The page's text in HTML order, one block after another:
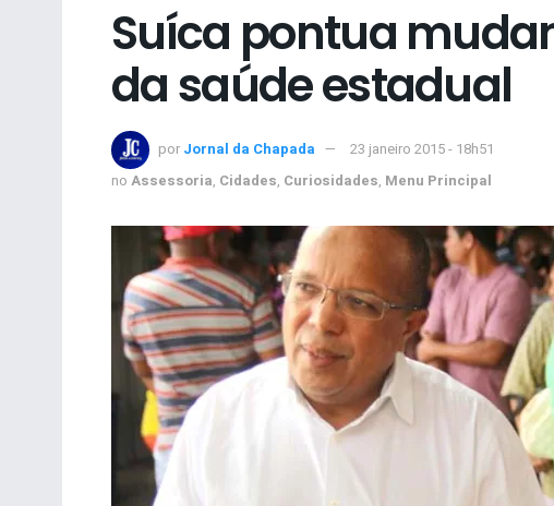
Suíca pontua
da saúde estadual
por Jornal da Chapada
23 janeiro 2015 - 18h51
no Assessoria, Cidades, Curiosidades, Menu Principal